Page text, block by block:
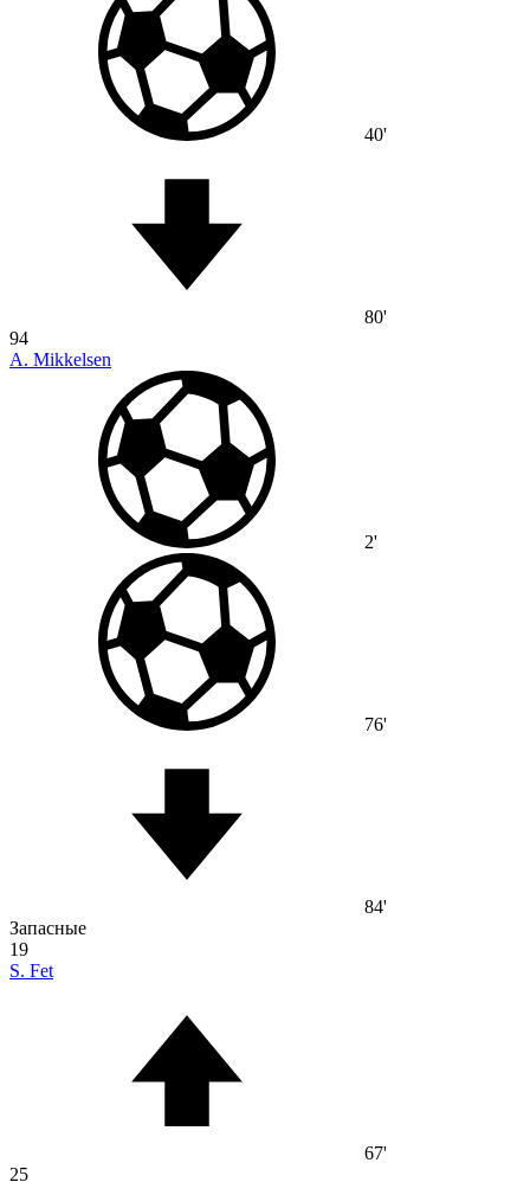
40'
80'
94
A. Mikkelsen
2'
76'
84'
Запасные
19
S. Fet
67'
25